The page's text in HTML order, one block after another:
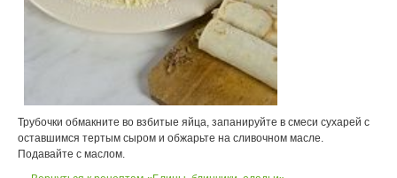
Трубочки обмакните во взбитые яйца, запанируйте в смеси сухарей с
оставшимся тертым сыром и обжарьте на сливочном масле.
Подавайте с маслом.